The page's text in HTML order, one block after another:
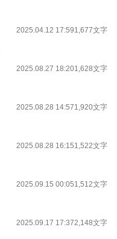
2025.04.12 17:591,677文字
2025.08.27 18:201,628文字
2025.08.28 14:571,920文字
2025.08.28 16:151,522文字
2025.09.15 00:051,512文字
2025.09.17 17:372,148文字